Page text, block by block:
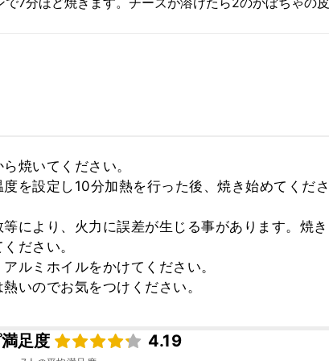
焼いてください。
を設定し10分加熱を行った後、焼き始めてくださ
により、火力に誤差が生じる事があります。焼き
ださい。
ルミホイルをかけてください。
いのでお気をつけください。
足度
4.19